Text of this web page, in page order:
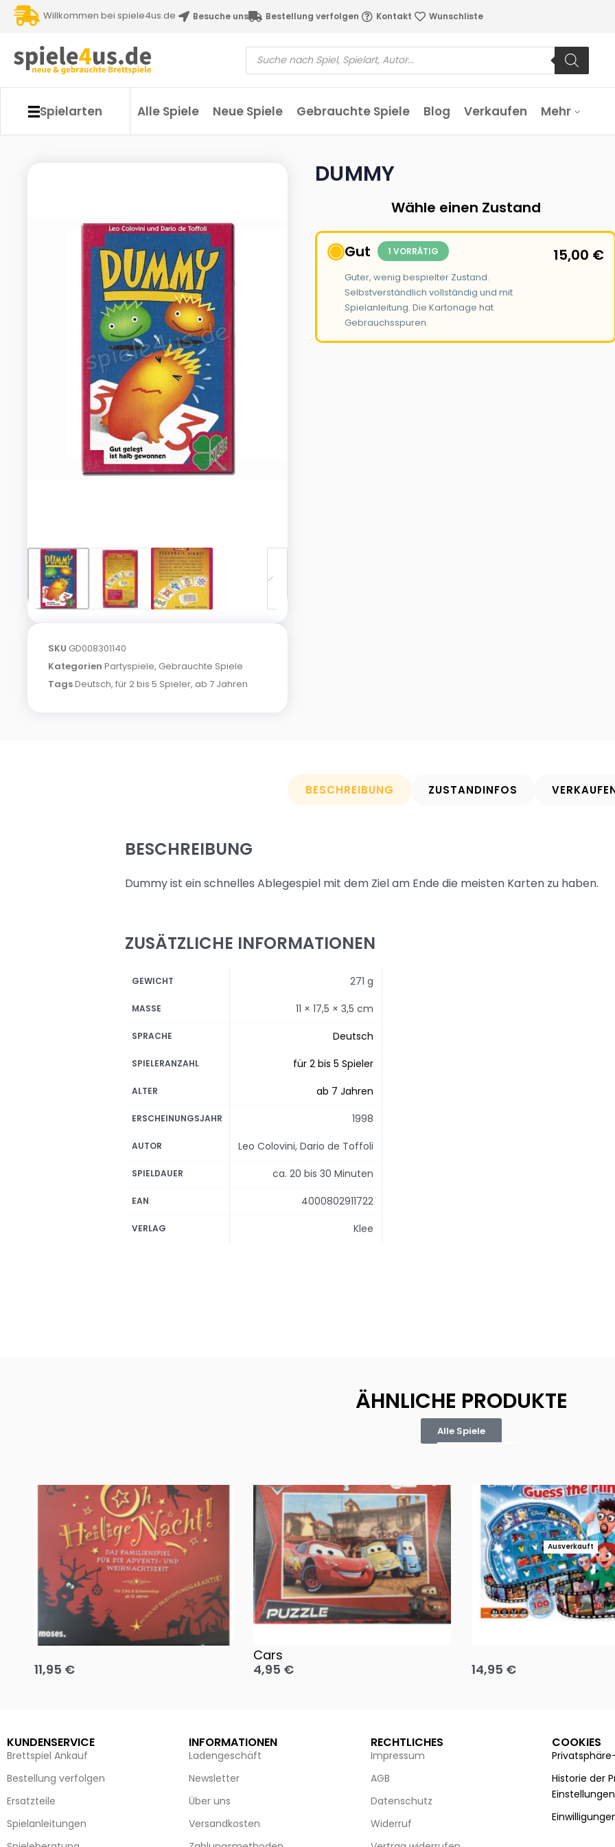
Willkommen bei spiele4us.de Besuche uns Bestellung verfolgen Kontakt Wunschliste
Spielarten Alle Spiele Neue Spiele Gebrauchte Spiele Blog Verkaufen Mehr
SKU GD008301140
Kategorien Partyspiele, Gebrauchte Spiele
TagsDeutsch, für 2 bis 5 Spieler, ab 7 Jahren
DUMMY
Wähle einen Zustand
Gut 1 VORRÄTIG
Guter, wenig bespielter Zustand.
Selbstverständlich vollständig und mit
Spielanleitung. Die Kartonage hat
Gebrauchsspuren.
15,00 €
BESCHREIBUNG ZUSTANDINFOS
BESCHREIBUNG
Dummy ist ein schnelles Ablegespiel mit dem Ziel am Ende die meisten Karten zu haben.
ZUSÄTZLICHE INFORMATIONEN
GEWICHT 271 g
MASSE 11 × 17,5 × 3,5 cm
SPRACHE Deutsch
SPIELERANZAHL für 2 bis 5 Spieler
ALTER ab 7 Jahren
ERSCHEINUNGSJAHR 1998
AUTOR Leo Colovini, Dario de Toffoli
SPIELDAUER ca. 20 bis 30 Minuten
EAN 4000802911722
VERLAG Klee
ÄHNLICHE PRODUKTE
Alle Spiele
Oh, heilige Nacht!
11,95 €
Cars
4,95 €
Ausverkauft
14,95 €
KUNDENSERVICE
Brettspiel Ankauf
Bestellung verfolgen
Ersatzteile
Spielanleitungen
INFORMATIONEN
Ladengeschäft
Newsletter
Über uns
Versandkosten
RECHTLICHES
Impressum
AGB
Datenschutz
Widerruf
COOKIES
Historie der
Einstellungen